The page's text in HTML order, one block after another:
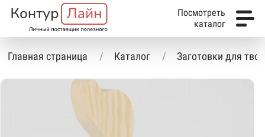
Посмотреть
каталог
Главная страница Каталог Заготовки для